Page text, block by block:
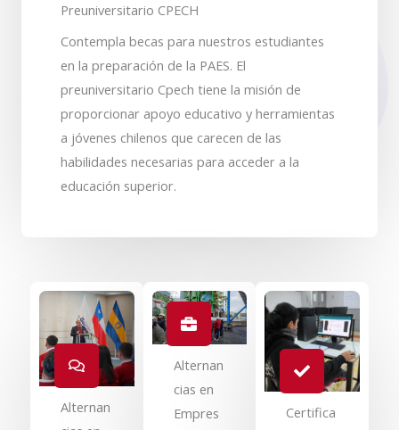
Preuniversitario CPECH
Contempla becas para nuestros estudiantes
en la preparación de la PAES. El
preuniversitario Cpech tiene la misión de
proporcionar apoyo educativo y herramientas
a jóvenes chilenos que carecen de las
habilidades necesarias para acceder a la
educación superior.
Alternan
Alternan
cias en
Empres
Certifica